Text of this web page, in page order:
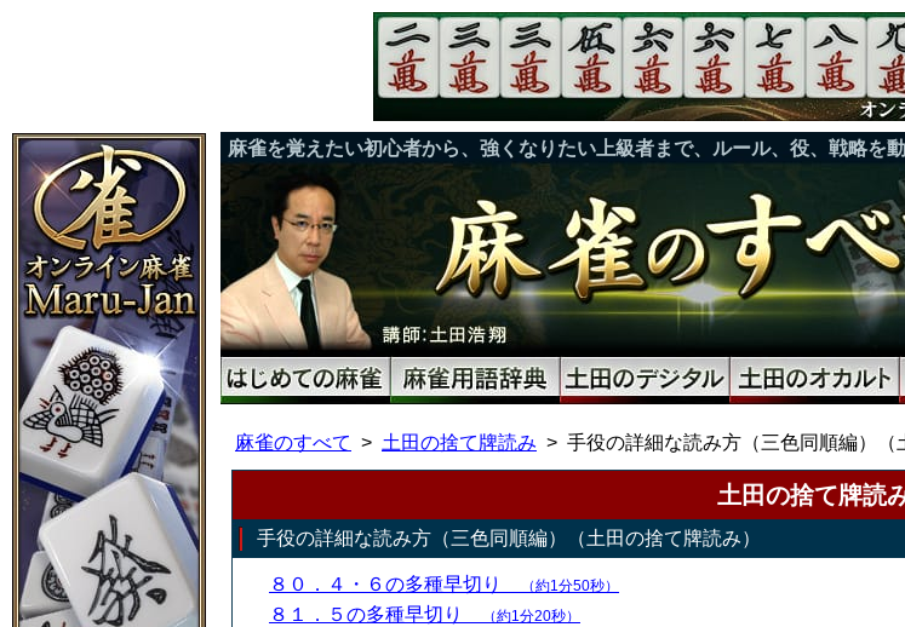
麻雀を覚えたい初心者から、強くなりたい上級者まで、ルール、役、戦略を
麻雀のすべて 土田の捨て牌読み 手役の詳細な読み方（三色同順編）（
土田の捨て牌読
手役の詳細な読み方（三色同順編）（土田の捨て牌読み）
８０．４・６の多種早切り （約1分50秒）
８１．５の多種早切り （約1分20秒）